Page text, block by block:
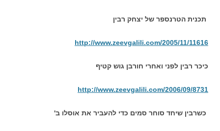
תכנית הטרנספר של יצחק רבין
http://www.zeevgalili.com/2005/11/11616
כיכר רבין לפני ואחרי חורבן גוש קטיף
http://www.zeevgalili.com/2006/09/8731
כשרבין שיחד סוחר סמים כדי להעביר את אוסלו ב'